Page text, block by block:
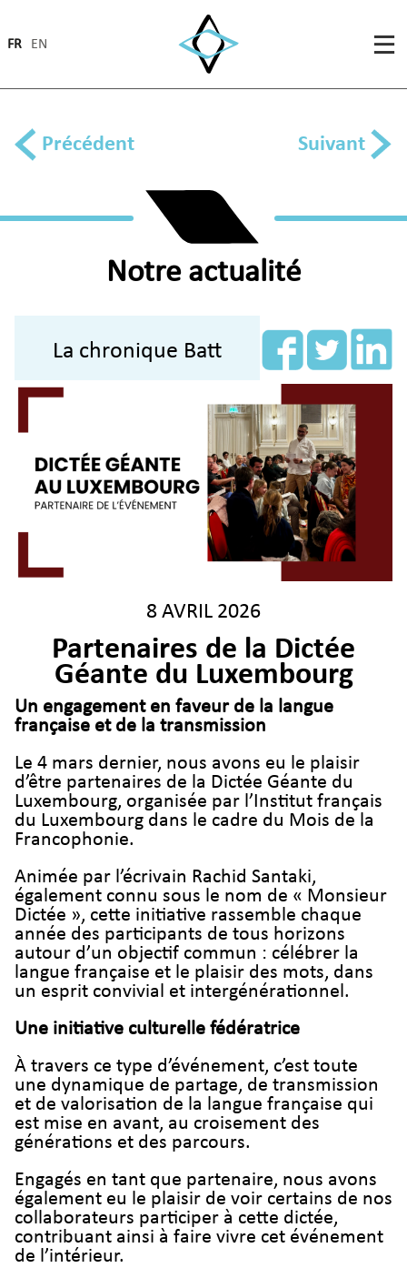
FR EN
Précédent Suivant
Notre actualité
La chronique Batt
8 AVRIL 2026
Partenaires de la Dictée
Géante du Luxembourg
Un engagement en faveur de la langue
française et de la transmission
Le 4 mars dernier, nous avons eu le plaisir
d’être partenaires de la Dictée Géante du
Luxembourg, organisée par l’Institut français
du Luxembourg dans le cadre du Mois de la
Francophonie.
Animée par l’écrivain Rachid Santaki,
également connu sous le nom de « Monsieur
Dictée », cette initiative rassemble chaque
année des participants de tous horizons
autour d’un objectif commun : célébrer la
langue française et le plaisir des mots, dans
un esprit convivial et intergénérationnel.
Une initiative culturelle fédératrice
À travers ce type d’événement, c’est toute
une dynamique de partage, de transmission
et de valorisation de la langue française qui
est mise en avant, au croisement des
générations et des parcours.
Engagés en tant que partenaire, nous avons
également eu le plaisir de voir certains de nos
collaborateurs participer à cette dictée,
contribuant ainsi à faire vivre cet événement
de l’intérieur.